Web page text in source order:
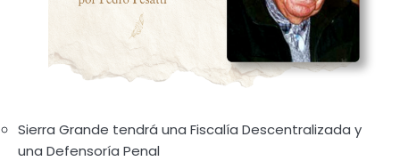
Sierra Grande tendrá una Fiscalía Descentralizada y
una Defensoría Penal